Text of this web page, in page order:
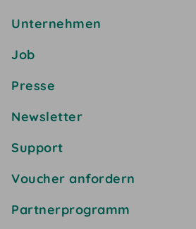
Unternehmen
Job
Presse
Newsletter
Support
Voucher anfordern
Partnerprogramm